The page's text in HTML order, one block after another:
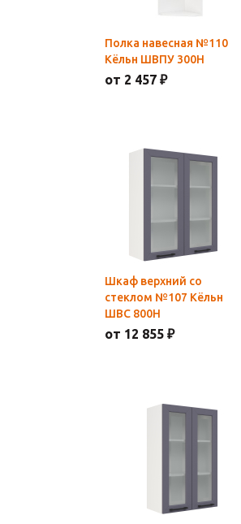
Полка навесная №110
Кёльн ШВПУ 300Н
от 2 457 ₽
Шкаф верхний со
стеклом №107 Кёльн
ШВС 800Н
от 12 855 ₽